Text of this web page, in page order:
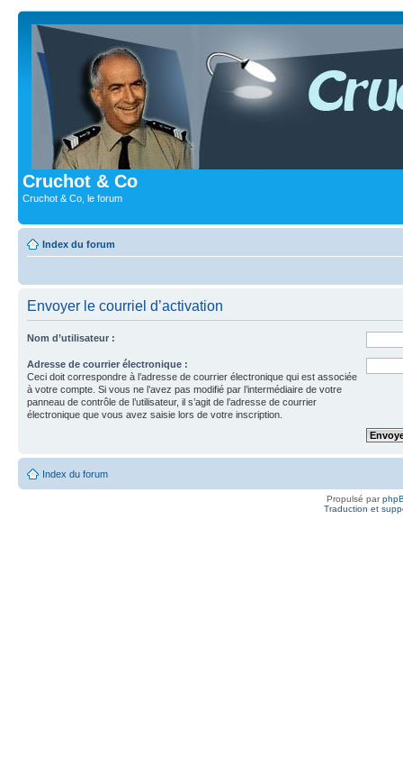
Cruchot & Co
Cruchot & Co, le forum
Index du forum
Envoyer le courriel d’activation
Nom d’utilisateur :
Adresse de courrier électronique :
Ceci doit correspondre à l’adresse de courrier électronique qui est associée
à votre compte. Si vous ne l’avez pas modifié par l’intermédiaire de votre
panneau de contrôle de l’utilisateur, il s’agit de l’adresse de courrier
électronique que vous avez saisie lors de votre inscription.
Index du forum
Propulsé par
Traduction et